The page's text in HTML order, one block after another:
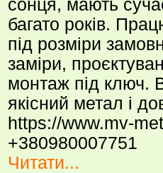
сонця, мають
багато років.
під розміри
заміри,
монтаж під ключ.
якісний метал і
https://www.mv-
+380980007751
Читати...